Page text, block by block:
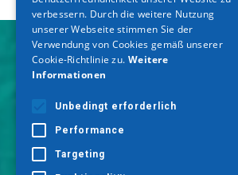
verbessern. Durch die weitere Nutzung
unserer Webseite stimmen Sie der
Verwendung von Cookies gemäß unserer
Cookie-Richtlinie zu. Weitere
Informationen
Unbedingt erforderlich
Performance
Targeting